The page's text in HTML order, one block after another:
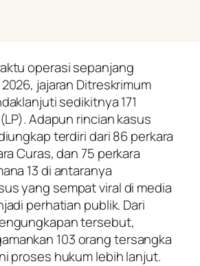
operasi sepanjang
jajaran Ditreskrimum
sedikitnya 171
Adapun rincian kasus
terdiri dari 86 perkara
Curas, dan 75 perkara
13 di antaranya
yang sempat viral di media
perhatian publik. Dari
tersebut,
103 orang tersangka
proses hukum lebih lanjut.